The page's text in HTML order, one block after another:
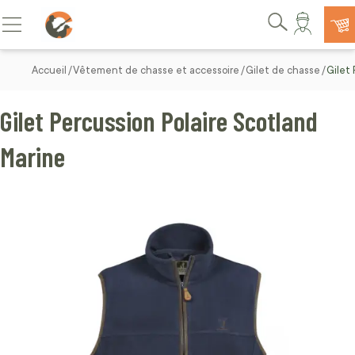
Allez au contenu
Basculer la navigation
Rechercher
Accueil Vêtement de chasse et accessoire Gilet de chasse Gilet
Gilet Percussion Polaire Scotland
Marine